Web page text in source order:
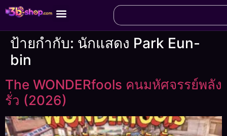
ป้ายกำกับ: นักแสดง Park Eun-
bin
The WONDERfools คนมหัศจรรย์พลัง
รั่ว (2026)